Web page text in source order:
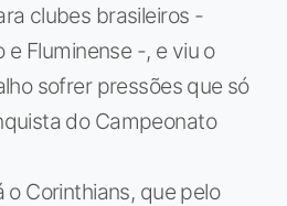
clubes brasileiros -
e Fluminense -, e viu o
sofrer pressões que só
do Campeonato
Corinthians, que pelo